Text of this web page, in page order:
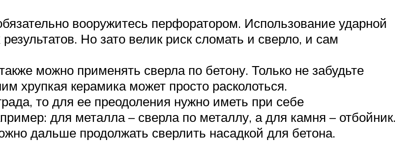
вооружитесь перфоратором. Использование ударной
Но зато велик риск сломать и сверло, и сам
можно применять сверла по бетону. Только не забудьте
хрупкая керамика может просто расколоться.
то для ее преодоления нужно иметь при себе
для металла – сверла по металлу, а для камня – отбойник.
дальше продолжать сверлить насадкой для бетона.